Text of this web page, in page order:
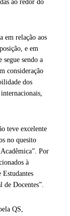
ao redor do
em relação aos
e em
sendo a
consideração
dos
teve excelente
no quesito
Por
à
Estudantes
de Docentes”.
QS,